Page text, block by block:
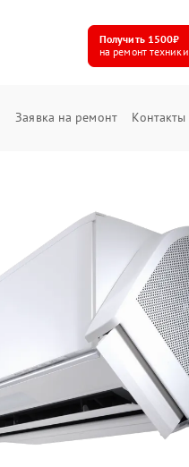
Получить 1500₽
на ремонт техники
Заявка на ремонт Контакты